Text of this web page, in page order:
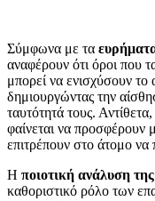
Σύμφωνα με τα
αναφέρουν ότι όροι που
μπορεί να ενισχύσουν
δημιουργώντας την
ταυτότητά τους.
φαίνεται να προσφέρουν
επιτρέπουν στο άτομο να
Η ποιοτική ανάλυση
καθοριστικό ρόλο των